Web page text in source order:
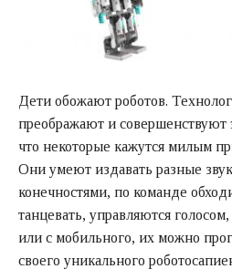
Дети обожают роботов.
преображают и совершенствуют
что некоторые кажутся милым
Они умеют издавать разные
конечностями, по команде
танцевать, управляются
или с мобильного, их можно
своего уникального